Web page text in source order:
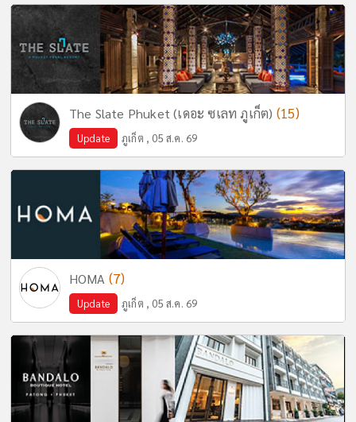
The Slate Phuket (เดอะ ซเลท ภูเก็ต) (15)
Update ภูเก็ต , 05 ส.ค. 69
HOMA (7)
Update ภูเก็ต , 05 ส.ค. 69